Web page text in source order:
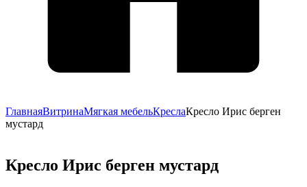
ГлавнаяВитринаМягкая мебельКреслаКресло Ирис берген
мустард
Кресло Ирис берген мустард